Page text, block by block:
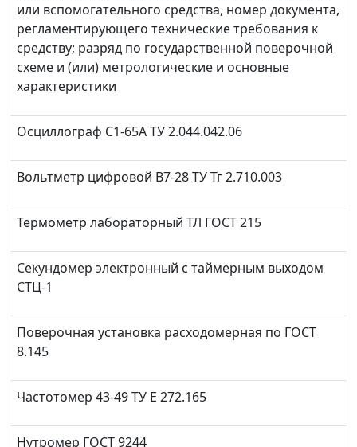
или вспомогательного средства, номер документа,
регламентирующего технические требования к
средству; разряд по государственной поверочной
схеме и (или) метрологические и основные
характеристики
Осциллограф С1-65А ТУ 2.044.042.06
Вольтметр цифровой В7-28 ТУ Тг 2.710.003
Термометр лабораторный ТЛ ГОСТ 215
Секундомер электронный с таймерным выходом
СТЦ-1
Поверочная установка расходомерная по ГОСТ
8.145
Частотомер 43-49 ТУ Е 272.165
Нутромер ГОСТ 9244